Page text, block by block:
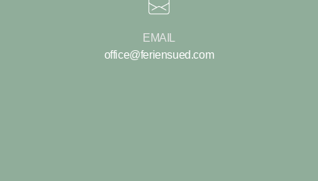
EMAIL
office@feriensued.com